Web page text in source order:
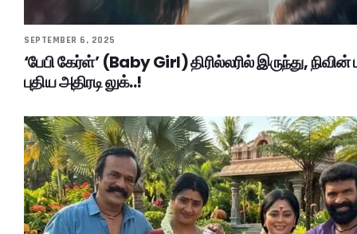
SEPTEMBER 6, 2025
‘பேபி கேர்ள்’ (Baby Girl) திரில்லரில் இருந்து, நிவின்
புதிய அதிரடி லுக்..!